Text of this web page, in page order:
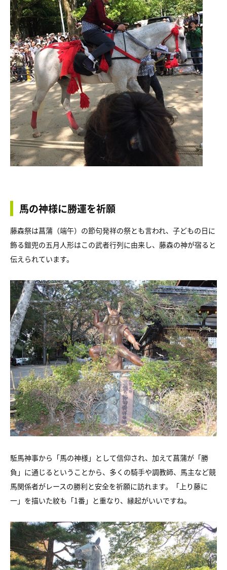
馬の神様に勝運を祈願
藤森祭は菖蒲（端午）の節句発祥の祭とも言われ、子どもの日に
飾る鎧兜の五月人形はこの武者行列に由来し、藤森の神が宿ると
伝えられています。
駈馬神事から「馬の神様」として信仰され、加えて菖蒲が「勝
負」に通じるということから、多くの騎手や調教師、馬主など競
馬関係者がレースの勝利と安全を祈願に訪れます。「上り藤に
一」を描いた紋も「1番」と重なり、縁起がいいですね。